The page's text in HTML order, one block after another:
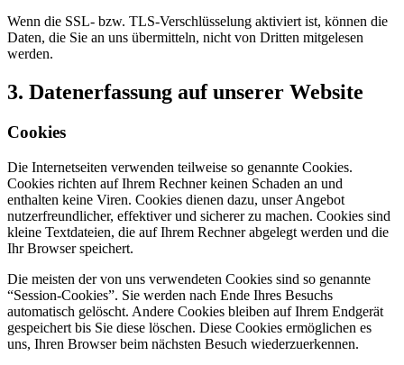
Wenn die SSL- bzw. TLS-Verschlüsselung aktiviert ist, können die
Daten, die Sie an uns übermitteln, nicht von Dritten mitgelesen
werden.
3. Datenerfassung auf unserer Website
Cookies
Die Internetseiten verwenden teilweise so genannte Cookies.
Cookies richten auf Ihrem Rechner keinen Schaden an und
enthalten keine Viren. Cookies dienen dazu, unser Angebot
nutzerfreundlicher, effektiver und sicherer zu machen. Cookies sind
kleine Textdateien, die auf Ihrem Rechner abgelegt werden und die
Ihr Browser speichert.
Die meisten der von uns verwendeten Cookies sind so genannte
“Session-Cookies”. Sie werden nach Ende Ihres Besuchs
automatisch gelöscht. Andere Cookies bleiben auf Ihrem Endgerät
gespeichert bis Sie diese löschen. Diese Cookies ermöglichen es
uns, Ihren Browser beim nächsten Besuch wiederzuerkennen.